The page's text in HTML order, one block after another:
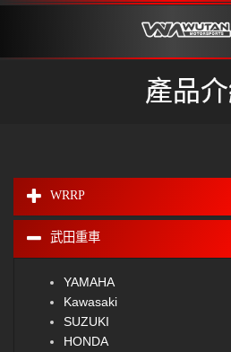
產品
WRRP
武田重車
YAMAHA
Kawasaki
SUZUKI
HONDA